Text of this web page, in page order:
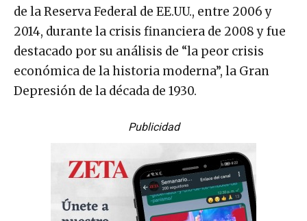
de la Reserva Federal de EE.UU., entre 2006 y
2014, durante la crisis financiera de 2008 y fue
destacado por su análisis de “la peor crisis
económica de la historia moderna”, la Gran
Depresión de la década de 1930.
Publicidad